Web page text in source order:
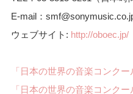
E-mail：
ウェブサイト: http://oboec.jp/
「日本の世界の音楽コンク
「日本の世界の音楽コンク